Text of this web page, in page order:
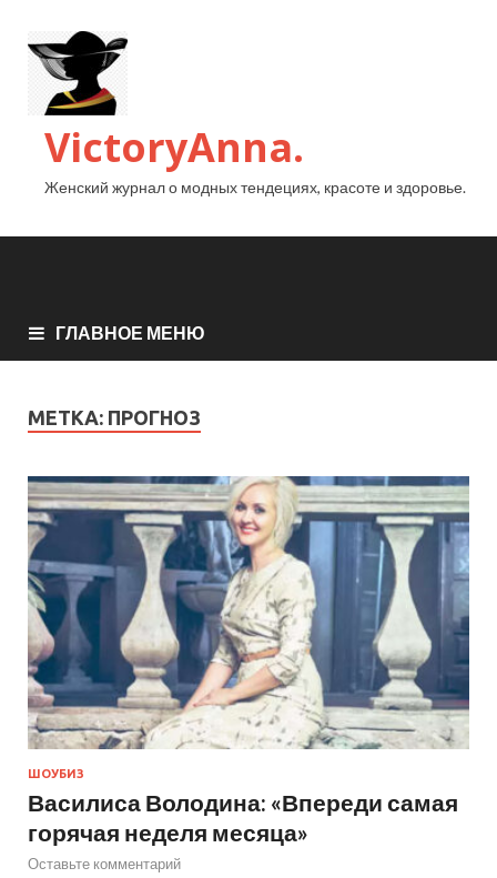
VictoryAnna.
Женский журнал о модных тендециях, красоте и здоровье.
ГЛАВНОЕ МЕНЮ
МЕТКА: ПРОГНОЗ
ШОУБИЗ
Василиса Володина: «Впереди самая
горячая неделя месяца»
Оставьте комментарий